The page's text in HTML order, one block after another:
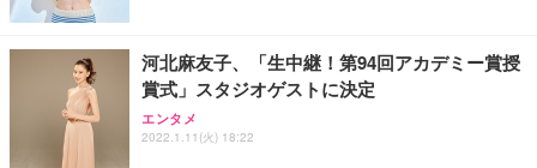
河北麻友子、「生中継！第94回アカデミー賞授
賞式」スタジオゲストに決定
エンタメ
2022.1.11(火) 18:22